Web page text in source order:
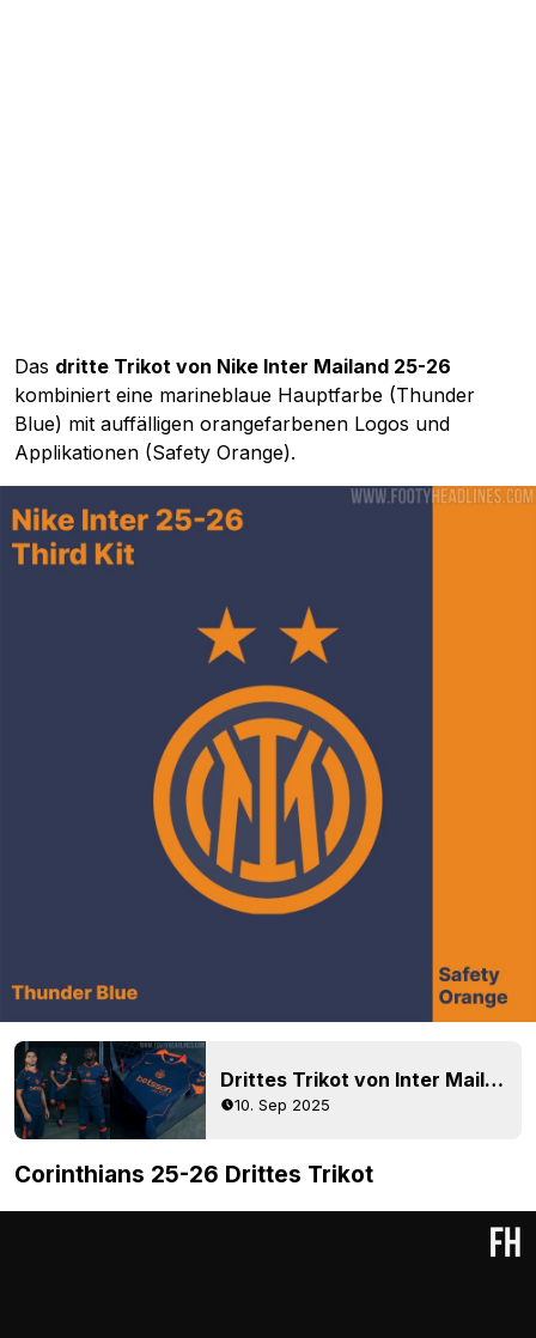
Das dritte Trikot von Nike Inter Mailand 25-26
kombiniert eine marineblaue Hauptfarbe (Thunder
Blue) mit auffälligen orangefarbenen Logos und
Applikationen (Safety Orange).
Drittes Trikot von Inter Mailand 25-26 „Total 90” veröffentlicht
10. Sep 2025
Corinthians 25-26 Drittes Trikot